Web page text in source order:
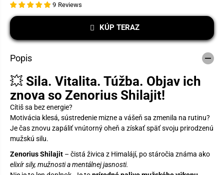
E
D
J
Á
E
A
N
Á
E
Ž
I
S
9 Reviews
KÚP TERAZ
Popis
💥 Sila. Vitalita. Túžba. Objav ich
znova so Zenorius Shilajit!
Cítiš sa bez energie?
Motivácia klesá, sústredenie mizne a vášeň sa zmenila na rutinu?
Je čas znovu zapáliť vnútorný oheň a získať späť svoju prirodzenú
mužskú silu.
Zenorius Shilajit – čistá živica z Himalájí, po stáročia známa ako
elixír sily, mužnosti a mentálnej jasnosti.